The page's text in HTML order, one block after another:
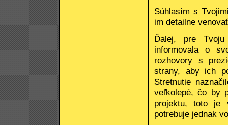
Súhlasím s
im detailne
Ďalej, pre
informovala o
rozhovory s
strany, aby ich
Stretnutie
veľkolepé, čo by
projektu, toto je
potrebuje jednak